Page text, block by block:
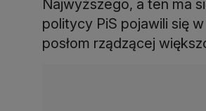
Najwyższego, a ten ma
politycy PiS pojawili się
posłom rządzącej